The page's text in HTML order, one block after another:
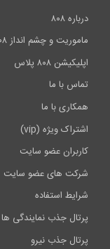
درباره ۸۰۸
ماموریت و چشم انداز ۸۰۸
اپلیکیشن ۸۰۸ پلاس
تماس با ما
همکاری با ما
اشتراک ویژه (vip)
کاربران عضو سایت
شرکت های عضو سایت
شرایط استفاده
پرتال جذب نمایندگی ها
پرتال جذب نیرو